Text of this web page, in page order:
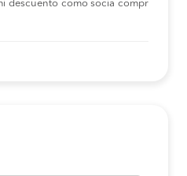
descuento como socia compr